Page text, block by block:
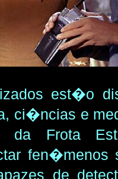
est�o
ci�ncias e
da Frota
fen�menos
de